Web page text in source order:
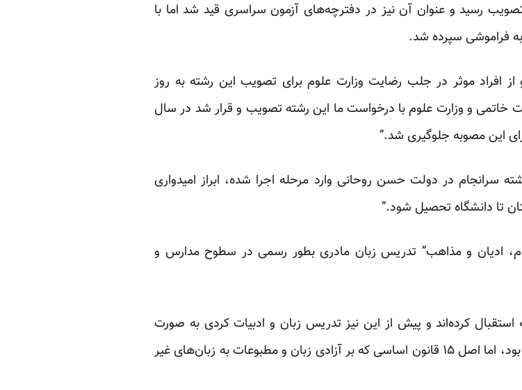
رسید و عنوان آن نیز در دفترچه‌های آزمون سراسری قید شد اما با
فراموشی سپرده شد.
افراد موثر در جلب رضایت وزارت علوم برای تصویب این رشته به روز
و وزارت علوم با درخواست ما این رشته تصویب و قرار شد در سال
سرانجام در دولت حسن روحانی وارد مرحله اجرا شده، ابراز امیدواری
تا دانشگاه تحصیل شود.”
ادیان و مذاهب” تدریس زبان مادری بطور رسمی در سطوح مدارس و
استقبال کرده‌اند و پیش از این نیز تدریس زبان و ادبیات کردی به صورت
آزمایشی در یک مدرسه سقز امیدهایی به وجود آورده بود، اما اصل ۱۵ قانون اساسی که بر آزادی زبان و مطبوعات به زبان‌های غیر